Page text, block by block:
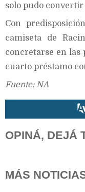
solo pudo
Con
camiseta de
concretarse en las
cuarto préstamo
Fuente: NA
OPINÁ, DEJÁ
MÁS